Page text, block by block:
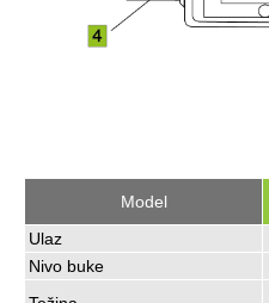
Model
Ulaz
Nivo buke